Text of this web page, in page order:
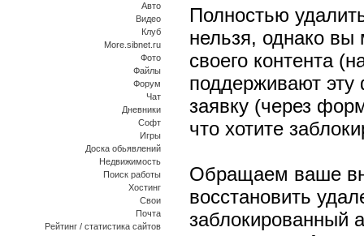
Авто
Видео
Клуб
More.sibnet.ru
Фото
Файлы
Форум
Чат
Дневники
Софт
Игры
Доска обьявлений
Недвижимость
Поиск работы
Хостинг
Свои
Почта
Рейтинг / статистика сайтов
Полностью
нельзя, однако вы
своего контента
поддерживают
заявку (через
что хотите
Обращаем ваше
восстановить
заблокированный